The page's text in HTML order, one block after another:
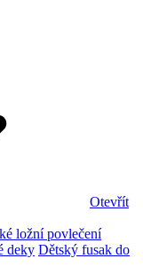
Otevřít
ložní povlečení
deky Dětský fusak do